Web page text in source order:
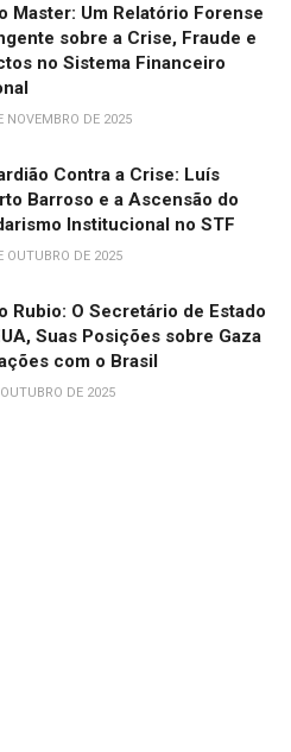
Master: Um Relatório Forense
sobre a Crise, Fraude e
no Sistema Financeiro
NOVEMBRO DE 2025
Contra a Crise: Luís
Barroso e a Ascensão do
Institucional no STF
OUTUBRO DE 2025
Rubio: O Secretário de Estado
Suas Posições sobre Gaza
com o Brasil
DE 2025